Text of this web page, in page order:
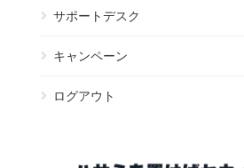
サポートデスク
キャンペーン
ログアウト